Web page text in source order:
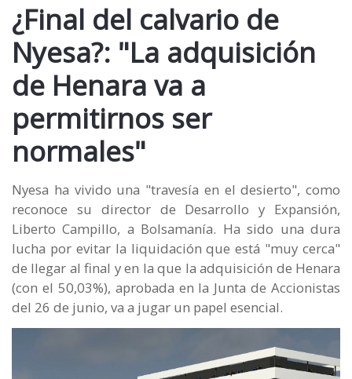
¿Final del calvario de
Nyesa?: "La adquisición
de Henara va a
permitirnos ser
normales"
Nyesa ha vivido una "travesía en el desierto", como
reconoce su director de Desarrollo y Expansión,
Liberto Campillo, a Bolsamanía. Ha sido una dura
lucha por evitar la liquidación que está "muy cerca"
de llegar al final y en la que la adquisición de Henara
(con el 50,03%), aprobada en la Junta de Accionistas
del 26 de junio, va a jugar un papel esencial.